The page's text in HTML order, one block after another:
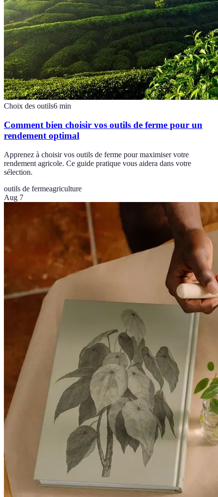
Choix des outils6 min
Comment bien choisir vos outils de ferme pour un
rendement optimal
Apprenez à choisir vos outils de ferme pour maximiser votre
rendement agricole. Ce guide pratique vous aidera dans votre
sélection.
outils de fermeagriculture
Aug 7